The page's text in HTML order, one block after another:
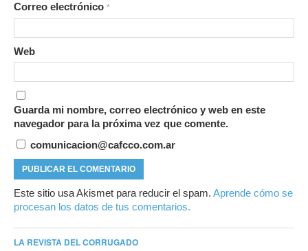
Correo electrónico *
Web
Guarda mi nombre, correo electrónico y web en este
navegador para la próxima vez que comente.
comunicacion@cafcco.com.ar
Este sitio usa Akismet para reducir el spam. Aprende cómo se
procesan los datos de tus comentarios.
LA REVISTA DEL CORRUGADO